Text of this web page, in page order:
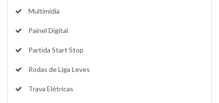
Multimídia
Painel Digital
Partida Start Stop
Rodas de Liga Leves
Trava Elétricas